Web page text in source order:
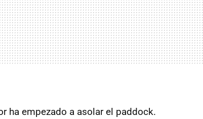
ha empezado a asolar el paddock.